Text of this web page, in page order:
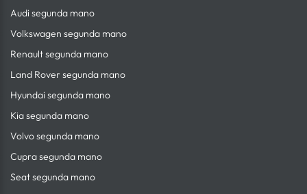
Audi segunda mano
Volkswagen segunda mano
Renault segunda mano
Land Rover segunda mano
Hyundai segunda mano
Kia segunda mano
Volvo segunda mano
Cupra segunda mano
Seat segunda mano